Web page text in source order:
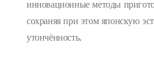
инновационные методы
сохраняя при этом японскую
утончённость.